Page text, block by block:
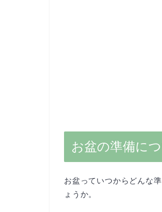
お盆の準備に
お盆っていつからどんな
ょうか。